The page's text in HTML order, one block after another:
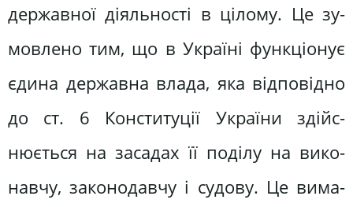
державної діяльності в цілому. Це зу­
мовлено тим, що в Україні функціонує
єдина державна влада, яка відповідно
до ст. 6 Конституції України здійс­
нюється на засадах її поділу на вико­
навчу, законодавчу і судову. Це вима­